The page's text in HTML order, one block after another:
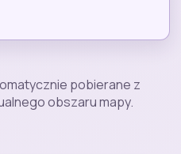
pobierane z
obszaru mapy.